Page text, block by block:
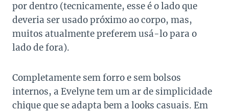
por dentro (tecnicamente, esse é o lado que
deveria ser usado próximo ao corpo, mas,
muitos atualmente preferem usá-lo para o
lado de fora).
Completamente sem forro e sem bolsos
internos, a Evelyne tem um ar de simplicidade
chique que se adapta bem a looks casuais. Em